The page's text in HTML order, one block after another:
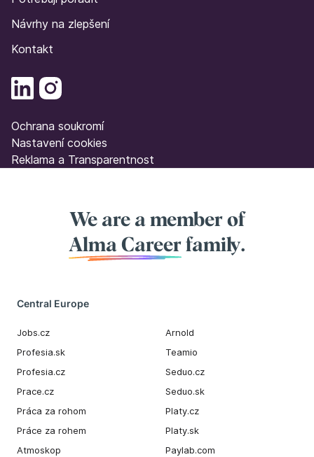
Návrhy na zlepšení
Kontakt
Ochrana soukromí
Nastavení cookies
Reklama a Transparentnost
We are a member of
Alma Career family.
Central Europe
Jobs.cz
Profesia.sk
Profesia.cz
Prace.cz
Práca za rohom
Práce za rohem
Atmoskop
Arnold
Teamio
Seduo.cz
Seduo.sk
Platy.cz
Platy.sk
Paylab.com